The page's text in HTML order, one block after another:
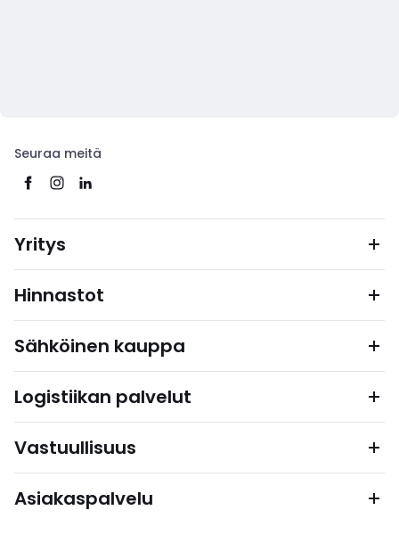
Seuraa meitä
Yritys
Hinnastot
Sähköinen kauppa
Logistiikan palvelut
Vastuullisuus
Asiakaspalvelu